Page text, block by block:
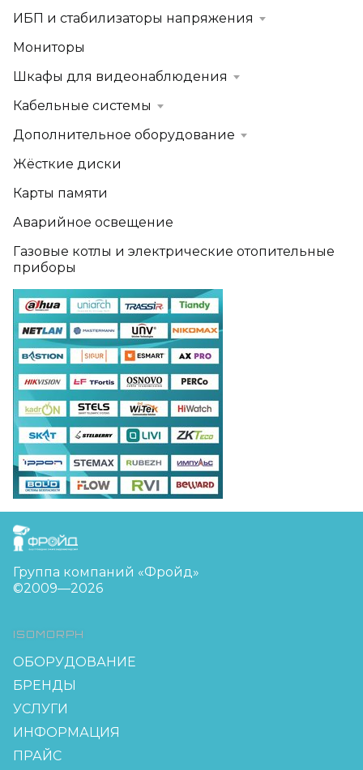
ИБП и стабилизаторы напряжения
Мониторы
Шкафы для видеонаблюдения
Кабельные системы
Дополнительное оборудование
Жёсткие диски
Карты памяти
Аварийное освещение
Газовые котлы и электрические отопительные
приборы
FreudGroup
Группа компаний «Фройд»
©2009—2026
ISOMORPH
ОБОРУДОВАНИЕ
БРЕНДЫ
УСЛУГИ
ИНФОРМАЦИЯ
ПРАЙС